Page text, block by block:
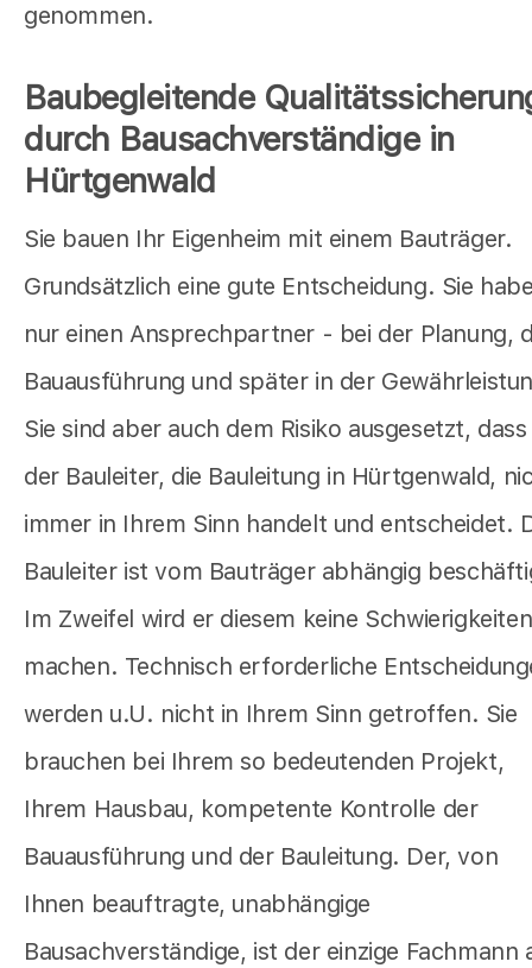
genommen.
Baubegleitende
durch Bausachverständige in
Hürtgenwald
Sie bauen Ihr Eigenheim mit einem Bauträger.
Grundsätzlich eine gute Entscheidung. Sie
nur einen Ansprechpartner - bei der Planung,
Bauausführung und später in der
Sie sind aber auch dem Risiko ausgesetzt, dass
der Bauleiter, die Bauleitung in Hürtgenwald,
immer in Ihrem Sinn handelt und entscheidet.
Bauleiter ist vom Bauträger abhängig
Im Zweifel wird er diesem keine Schwierigkeiten
machen. Technisch erforderliche
werden u.U. nicht in Ihrem Sinn getroffen. Sie
brauchen bei Ihrem so bedeutenden Projekt,
Ihrem Hausbau, kompetente Kontrolle der
Bauausführung und der Bauleitung. Der, von
Ihnen beauftragte, unabhängige
Bausachverständige, ist der einzige Fachmann